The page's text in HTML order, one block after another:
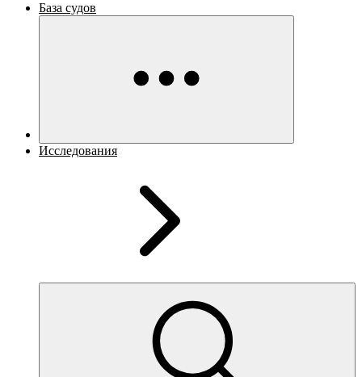
База судов
Исследования